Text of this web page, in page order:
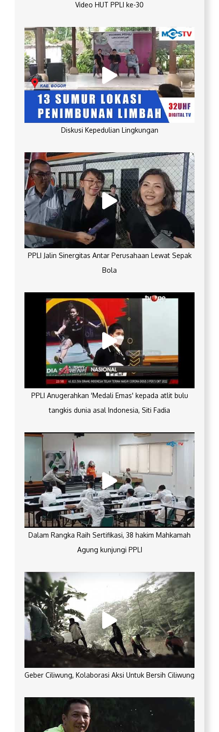
Video HUT PPLI ke-30
Diskusi Kepedulian Lingkungan
PPLI Jalin Sinergitas Antar Perusahaan Lewat Sepak
Bola
PPLI Anugerahkan 'Medali Emas' kepada atlit bulu
tangkis dunia asal Indonesia, Siti Fadia
Dalam Rangka Raih Sertifikasi, 38 hakim Mahkamah
Agung kunjungi PPLI
Geber Ciliwung, Kolaborasi Aksi Untuk Bersih Ciliwung